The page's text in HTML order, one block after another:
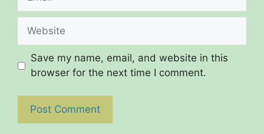
Website
Save my name, email, and website in this
browser for the next time I comment.